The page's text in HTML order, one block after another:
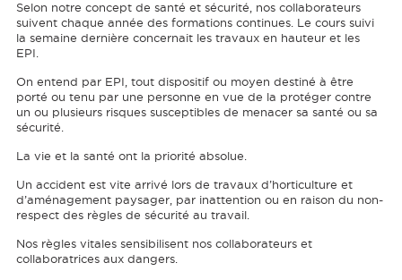
Selon notre concept de santé et sécurité, nos collaborateurs
suivent chaque année des formations continues. Le cours suivi
la semaine dernière concernait les travaux en hauteur et les
EPI.
On entend par EPI, tout dispositif ou moyen destiné à être
porté ou tenu par une personne en vue de la protéger contre
un ou plusieurs risques susceptibles de menacer sa santé ou sa
sécurité.
La vie et la santé ont la priorité absolue.
Un accident est vite arrivé lors de travaux d’horticulture et
d’aménagement paysager, par inattention ou en raison du non-
respect des règles de sécurité au travail.
Nos règles vitales sensibilisent nos collaborateurs et
collaboratrices aux dangers.